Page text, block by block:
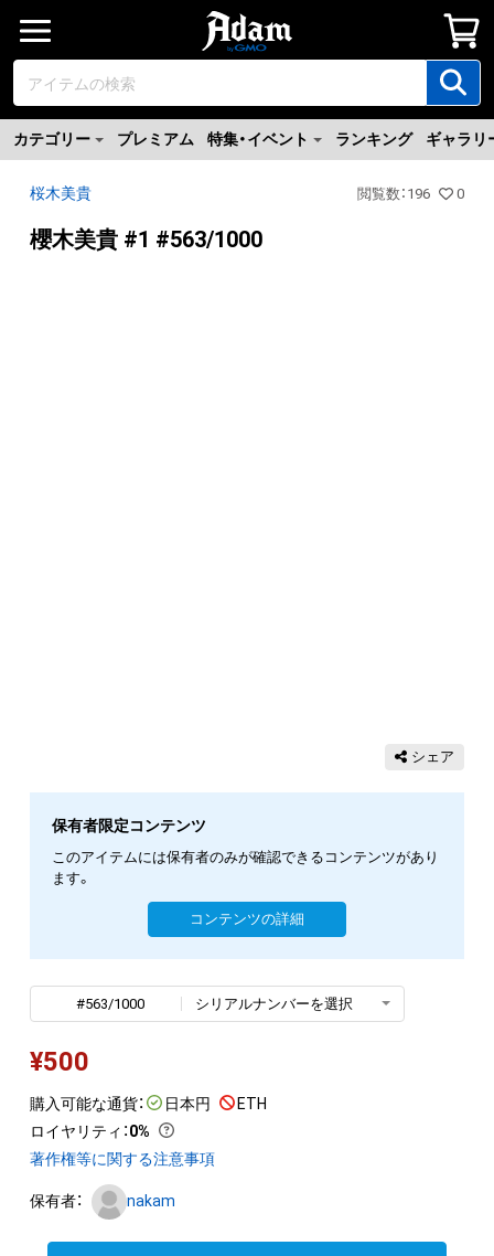
カテゴリー プレミアム 特集・イベント ランキング ギャラリ
桜木美貴 閲覧数 ： 196 0
櫻木美貴 #1 #563/1000
シェア
保有者限定コンテンツ
このアイテムには保有者のみが確認できるコンテンツがあり
ます。
コンテンツの詳細
#563/1000 シリアルナンバーを選択
¥500
購入可能な通貨： 日本円
ETH
ロイヤリティ ：0%
著作権等に関する注意事項
保有者： nakam